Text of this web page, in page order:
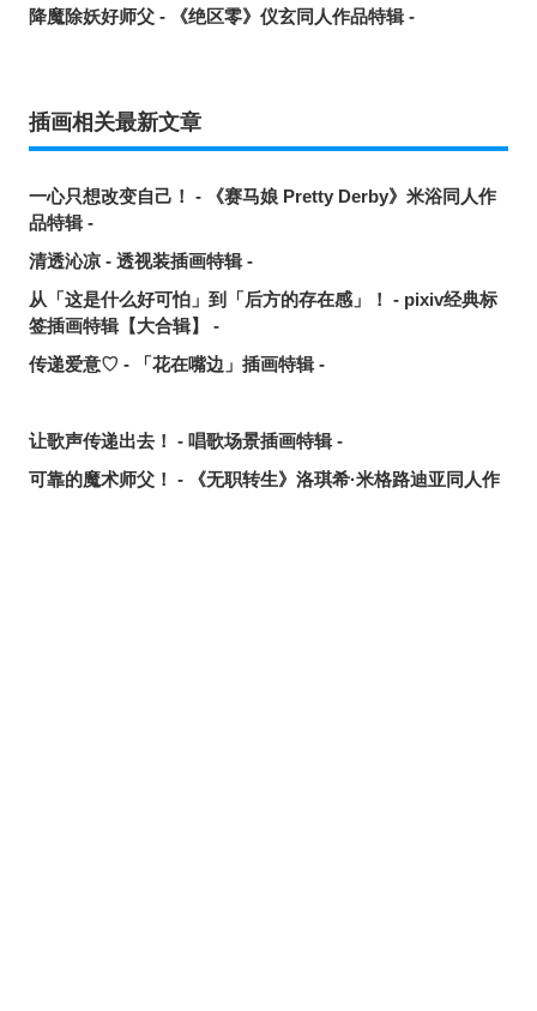
降魔除妖好师父 - 《绝区零》仪玄同人作品特辑 -
插画相关最新文章
一心只想改变自己！ - 《赛马娘 Pretty Derby》米浴同人作
品特辑 -
清透沁凉 - 透视装插画特辑 -
从「这是什么好可怕」到「后方的存在感」！ - pixiv经典标
签插画特辑【大合辑】 -
传递爱意♡ - 「花在嘴边」插画特辑 -
让歌声传递出去！ - 唱歌场景插画特辑 -
可靠的魔术师父！ - 《无职转生》洛琪希·米格路迪亚同人作